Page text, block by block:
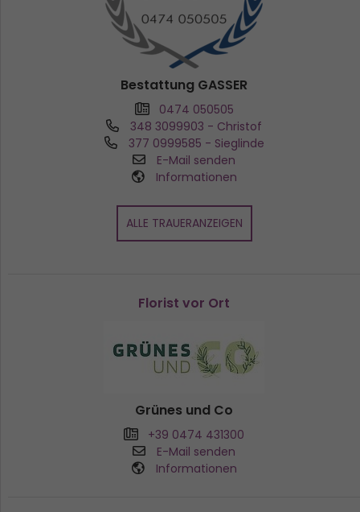
Bestattung GASSER
0474 050505
348 3099903 - Christof
377 0999585 - Sieglinde
E-Mail senden
Informationen
ALLE TRAUERANZEIGEN
Florist vor Ort
Grünes und Co
+39 0474 431300
E-Mail senden
Informationen